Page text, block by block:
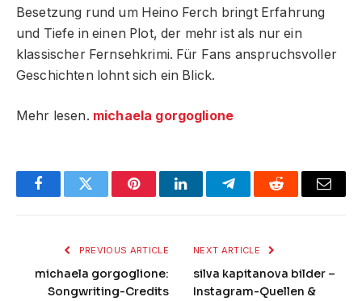
Besetzung rund um Heino Ferch bringt Erfahrung
und Tiefe in einen Plot, der mehr ist als nur ein
klassischer Fernsehkrimi. Für Fans anspruchsvoller
Geschichten lohnt sich ein Blick.
Mehr lesen. michaela gorgoglione
FacebookTwitter PinterestLinkedInTelegramReddit Email
PREVIOUS ARTICLE
michaela gorgoglione:
Songwriting-Credits
NEXT ARTICLE
silva kapitanova bilder –
Instagram-Quellen &